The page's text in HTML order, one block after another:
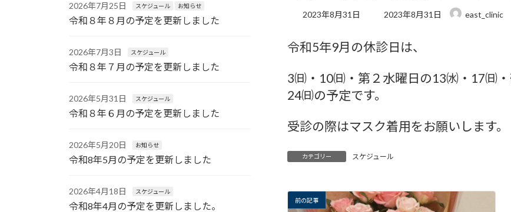
2023年8月31日
最
新
時
:
2023年8月31日 east_clinic
令和5年9月の休診日は、
3㈰・10㈰・第２水曜日の13㈬・17㈰
24㈰の予定です。
受診の際はマスク着用をお願いします。
カテゴリー スケジュール
前の記事
2026年7月25日 スケジュール お知らせ
令和８年８月の予定を更新しました
2026年7月3日 スケジュール
令和８年７月の予定を更新しました
2026年5月31日 スケジュール
令和８年６月の予定を更新しました
2026年5月20日 お知らせ
令和8年5月の予定を更新しました
2026年4月18日 スケジュール
令和8年4月の予定を更新しました。